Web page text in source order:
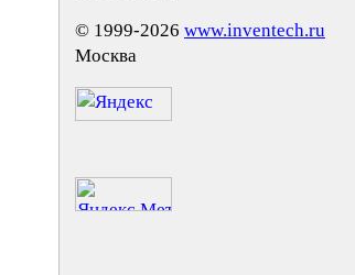
© 1999-2026 www.inventech.ru
Москва